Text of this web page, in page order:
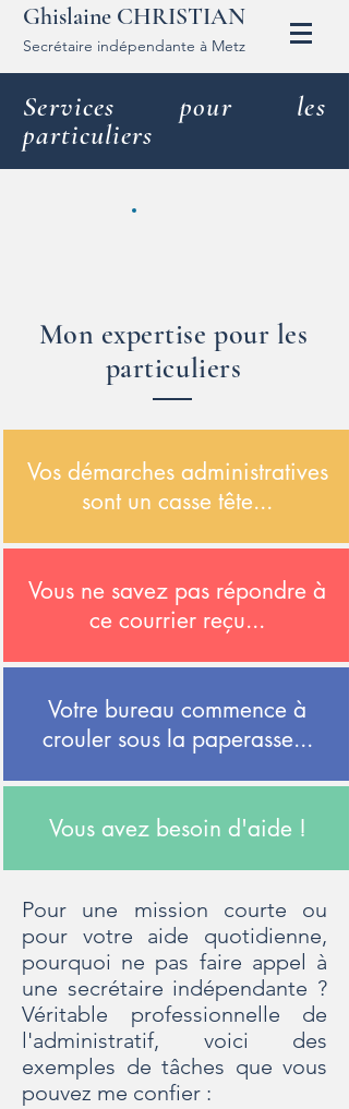
Ghislaine CHRISTIAN
Secrétaire indépendante à Metz
Services pour les
particuliers
Mon expertise pour les
particuliers
Vos démarches administratives
sont un casse tête...
Vous ne savez pas répondre à
ce courrier reçu...
Votre bureau commence à
crouler sous la paperasse...
Vous avez besoin d'aide !
Pour une mission courte ou
pour votre aide quotidienne,
pourquoi ne pas faire appel à
une secrétaire indépendante ?
Véritable professionnelle de
l'administratif, voici des
exemples de tâches que vous
pouvez me confier :